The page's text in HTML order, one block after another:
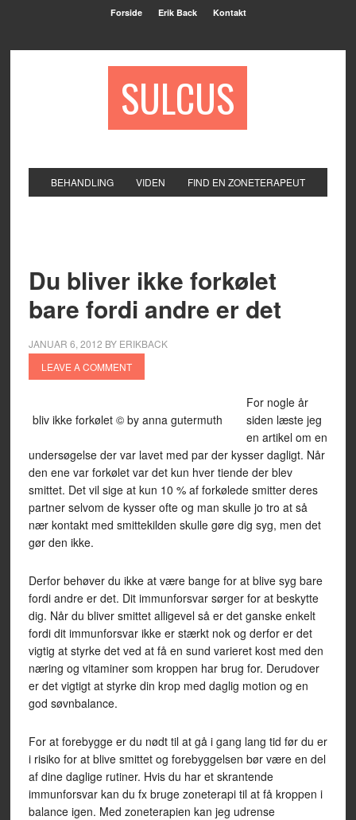
Forside Erik Back Kontakt
SULCUS
BEHANDLING VIDEN FIND EN ZONETERAPEUT
Du bliver ikke forkølet
bare fordi andre er det
JANUAR 6, 2012 BY ERIKBACK
LEAVE A COMMENT
bliv ikke forkølet © by anna gutermuth
For nogle år
siden læste jeg
en artikel om en
undersøgelse der var lavet med par der kysser dagligt. Når
den ene var forkølet var det kun hver tiende der blev
smittet. Det vil sige at kun 10 % af forkølede smitter deres
partner selvom de kysser ofte og man skulle jo tro at så
nær kontakt med smittekilden skulle gøre dig syg, men det
gør den ikke.
Derfor behøver du ikke at være bange for at blive syg bare
fordi andre er det. Dit immunforsvar sørger for at beskytte
dig. Når du bliver smittet alligevel så er det ganske enkelt
fordi dit immunforsvar ikke er stærkt nok og derfor er det
vigtig at styrke det ved at få en sund varieret kost med den
næring og vitaminer som kroppen har brug for. Derudover
er det vigtigt at styrke din krop med daglig motion og en
god søvnbalance.
For at forebygge er du nødt til at gå i gang lang tid før du er
i risiko for at blive smittet og forebyggelsen bør være en del
af dine daglige rutiner. Hvis du har et skrantende
immunforsvar kan du fx bruge zoneterapi til at få kroppen i
balance igen. Med zoneterapien kan jeg udrense